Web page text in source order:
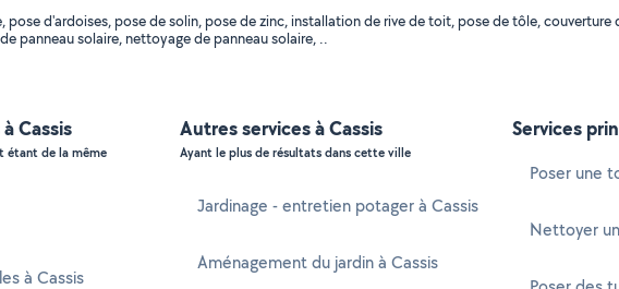
d'ardoises, pose de solin, pose de zinc, installation de rive de toit, pose de tôle,
panneau solaire, nettoyage de panneau solaire, ..
Cassis
étant de la même
à Cassis
Autres services à Cassis
Ayant le plus de résultats dans cette ville
Jardinage - entretien potager à Cassis
Aménagement du jardin à Cassis
Services
Poser une
Nettoyer